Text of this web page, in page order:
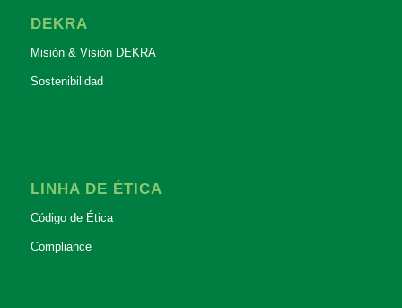
DEKRA
Misión & Visión DEKRA
Sostenibilidad
LINHA DE ÉTICA
Código de Ética
Compliance